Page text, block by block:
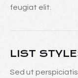
feugiat elit.
LIST
Sed ut